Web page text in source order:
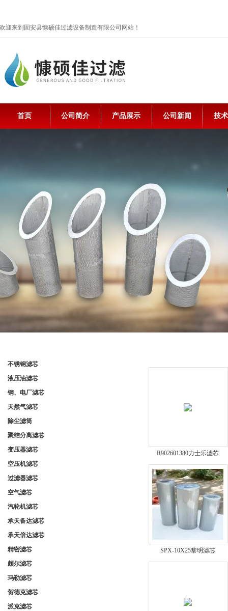
欢迎来到固安县慷硕佳过滤设备制造有限公司网站！
首页 公司简介 产品展示 公司新闻 技
R902601380力士乐滤芯
SPX-10X25黎明滤芯
不锈钢滤芯
液压油滤芯
钢、电厂滤芯
天然气滤芯
除尘滤筒
聚结分离滤芯
变压器滤芯
空压机滤芯
过滤器滤芯
空气滤芯
汽轮机滤芯
承天备达滤芯
承天倍达滤芯
精密滤芯
颇尔滤芯
玛勒滤芯
贺德克滤芯
派克滤芯